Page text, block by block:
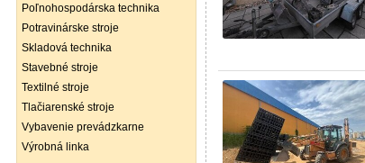
Poľnohospodárska technika
Potravinárske stroje
Skladová technika
Stavebné stroje
Textilné stroje
Tlačiarenské stroje
Vybavenie prevádzkarne
Výrobná linka